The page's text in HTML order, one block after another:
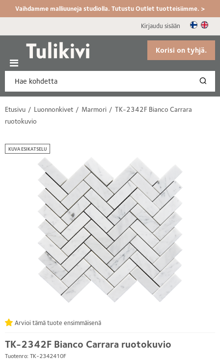
Vaihdamme malliuuneja studiolla. Tutustu Outlet tuotteisiimme. >
Kirjaudu sisään
Korisi on tyhjä.
Etusivu Luonnonkivet Marmori
TK-2342F Bianco Carrara
ruotokuvio
TK-2342F Bianco Carrara ruotokuvio
Tuotenro: TK-2342410F
Arvioi tämä tuote ensimmäisenä
KUVA ESIKATSELU